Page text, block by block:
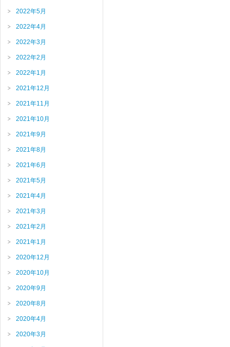
2022年5月
2022年4月
2022年3月
2022年2月
2022年1月
2021年12月
2021年11月
2021年10月
2021年9月
2021年8月
2021年6月
2021年5月
2021年4月
2021年3月
2021年2月
2021年1月
2020年12月
2020年10月
2020年9月
2020年8月
2020年4月
2020年3月